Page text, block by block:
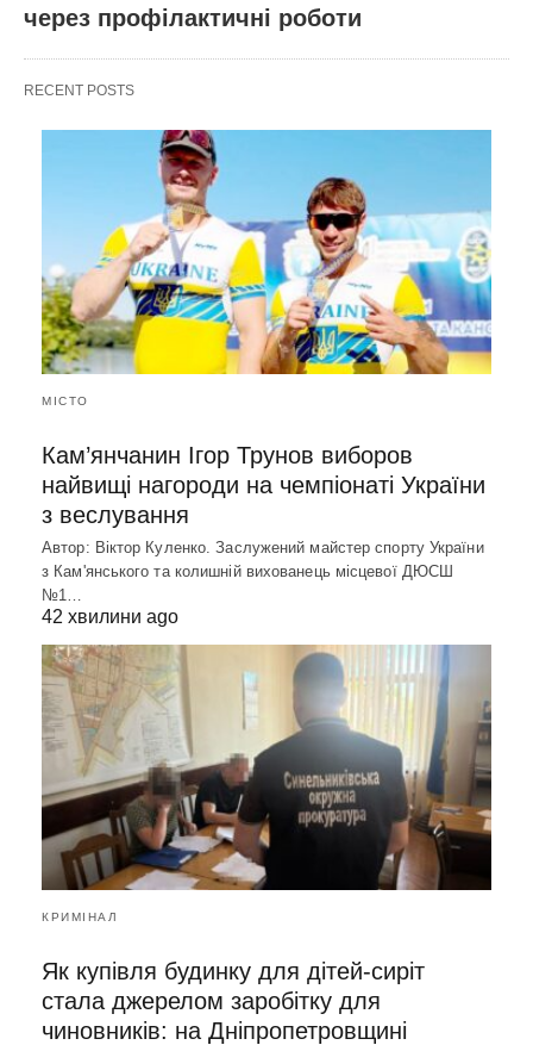
через профілактичні роботи
RECENT POSTS
МІСТО
Кам’янчанин Ігор Трунов виборов
найвищі нагороди на чемпіонаті України
з веслування
Автор: Віктор Куленко. Заслужений майстер спорту України
з Кам'янського та колишній вихованець місцевої ДЮСШ
№1…
42 хвилини ago
КРИМІНАЛ
Як купівля будинку для дітей-сиріт
стала джерелом заробітку для
чиновників: на Дніпропетровщині